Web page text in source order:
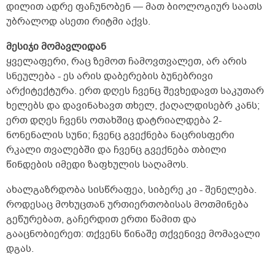
დილით ადრე ფაჩუნობენ — მათ ბიოლოგიურ საათს
უბრალოდ ასეთი რიტმი აქვს.
მესიჯი მომავლიდან
ყველაფერი, რაც ზემოთ ჩამოვთვალეთ, არ არის
სნეულება - ეს არის დაბერების ბუნებრივი
არქიტექტურა. ერთ დღეს ჩვენც შევხედავთ საკუთარ
ხელებს და დავინახავთ თხელ, ქაღალდისებრ კანს;
ერთ დღეს ჩვენს ოთახშიც დატრიალდება 2-
ნონენალის სუნი; ჩვენც გვექნება ნაცრისფერი
რკალი თვალებში და ჩვენც გვექნება თბილი
წინდების იმედი ზაფხულის საღამოს.
ახალგაზრდობა სისწრაფეა, სიბერე კი - შენელება.
როდესაც მოხუცთან ურთიერთობისას მოთმინება
გეწურებათ, გაჩერდით ერთი წამით და
გააცნობიერეთ: თქვენს წინაშე თქვენივე მომავალი
დგას.